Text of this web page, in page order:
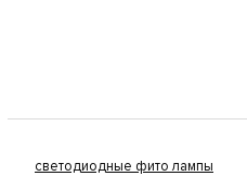
светодиодные фито лампы